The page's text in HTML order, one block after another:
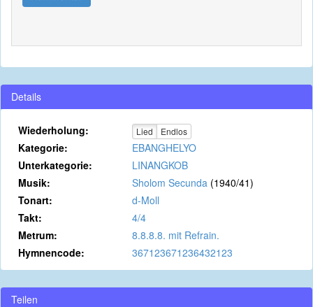
Details
Wiederholung: Lied Endlos
Kategorie:
EBANGHELYO
Unterkategorie:
LINANGKOB
Musik:
Sholom Secunda (1940/41)
Tonart:
d-Moll
Takt:
4/4
Metrum:
8.8.8.8. mit Refrain.
Hymnencode:
367123671236432123
Teilen